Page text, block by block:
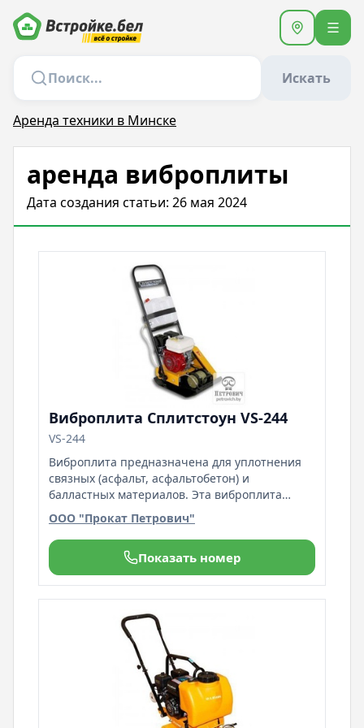
Искать
Аренда техники в Минске
аренда виброплиты
Дата создания статьи: 26 мая 2024
Виброплита Сплитстоун VS-244
VS-244
Виброплита предназначена для уплотнения
связных (асфальт, асфальтобетон) и
балластных материалов. Эта виброплита
используется при проведении ландшафтных
работ, на работах по благоустройству
территорий и ремонту дорожных покрытий,
при укладке тротуарной плитки с
применением демпфирующего
модель виброплиты позволяет производить
эффективное уплотнение сыпучих
материалов, разнообразных грунтов и
асфальта на малых площадях, вдоль
бордюров, цоколей зданий и в других
труднодоступных местах. Модель наиболее
эффективна при проведении ландшафтных
ООО "Прокат Петрович"
Показать номер